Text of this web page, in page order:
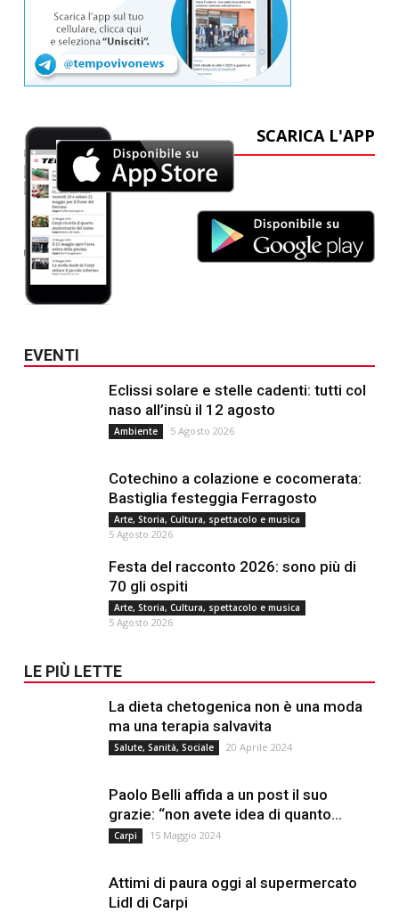
SCARICA L'APP
EVENTI
Eclissi solare e stelle cadenti: tutti col
naso all’insù il 12 agosto
Ambiente 5 Agosto 2026
Cotechino a colazione e cocomerata:
Bastiglia festeggia Ferragosto
Arte, Storia, Cultura, spettacolo e musica
5 Agosto 2026
Festa del racconto 2026: sono più di
70 gli ospiti
Arte, Storia, Cultura, spettacolo e musica
5 Agosto 2026
LE PIÙ LETTE
La dieta chetogenica non è una moda
ma una terapia salvavita
Salute, Sanità, Sociale 20 Aprile 2024
Paolo Belli affida a un post il suo
grazie: “non avete idea di quanto...
Carpi 15 Maggio 2024
Attimi di paura oggi al supermercato
Lidl di Carpi